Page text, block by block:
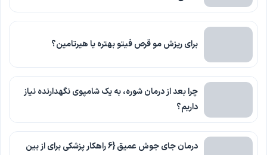
برای ریزش مو قرص فیتو بهتره یا هیرتامین؟
چرا بعد از درمان شوره، به یک شامپوی نگهدارنده نیاز
داریم؟
درمان جای جوش عمیق {6 راهکار پزشکی برای از بین